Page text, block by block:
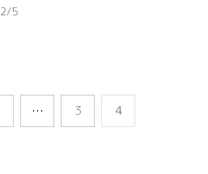
5
… 3 4